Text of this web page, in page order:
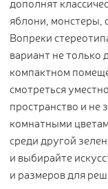
дополнят
яблони, монстеры,
Вопреки
вариант не только
компактном
смотреться
пространство и не
комнатными
среди другой
и выбирайте
и размеров для